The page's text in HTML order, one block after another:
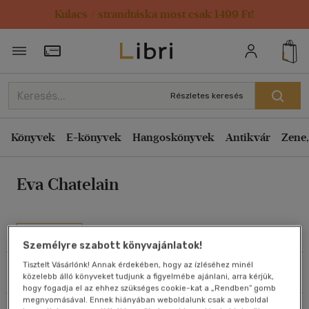
Kulacs / strandtáska most csak 1499 Ft!
Törzsvásárlói Kártya adatai
Részletes keresés
Könyvek E-könyvek Hangoskönyvek Antikvár
Eva Chatelain
Művei
Szűrés Rendezés
Rendezés
Kiadás éve szerint csökkenő
Ár szerint csökkenő
Eladott darabszám szerint csökkenő
Cím szerint A-Z
Szerző szerint A-Z
Megjelenítés
Személyre szabott könyvajánlatok!
Tisztelt Vásárlónk! Annak érdekében, hogy az ízléséhez minél
közelebb álló könyveket tudjunk a figyelmébe ajánlani, arra kérjük,
hogy fogadja el az ehhez szükséges cookie-kat a „Rendben” gomb
megnyomásával. Ennek hiányában weboldalunk csak a weboldal